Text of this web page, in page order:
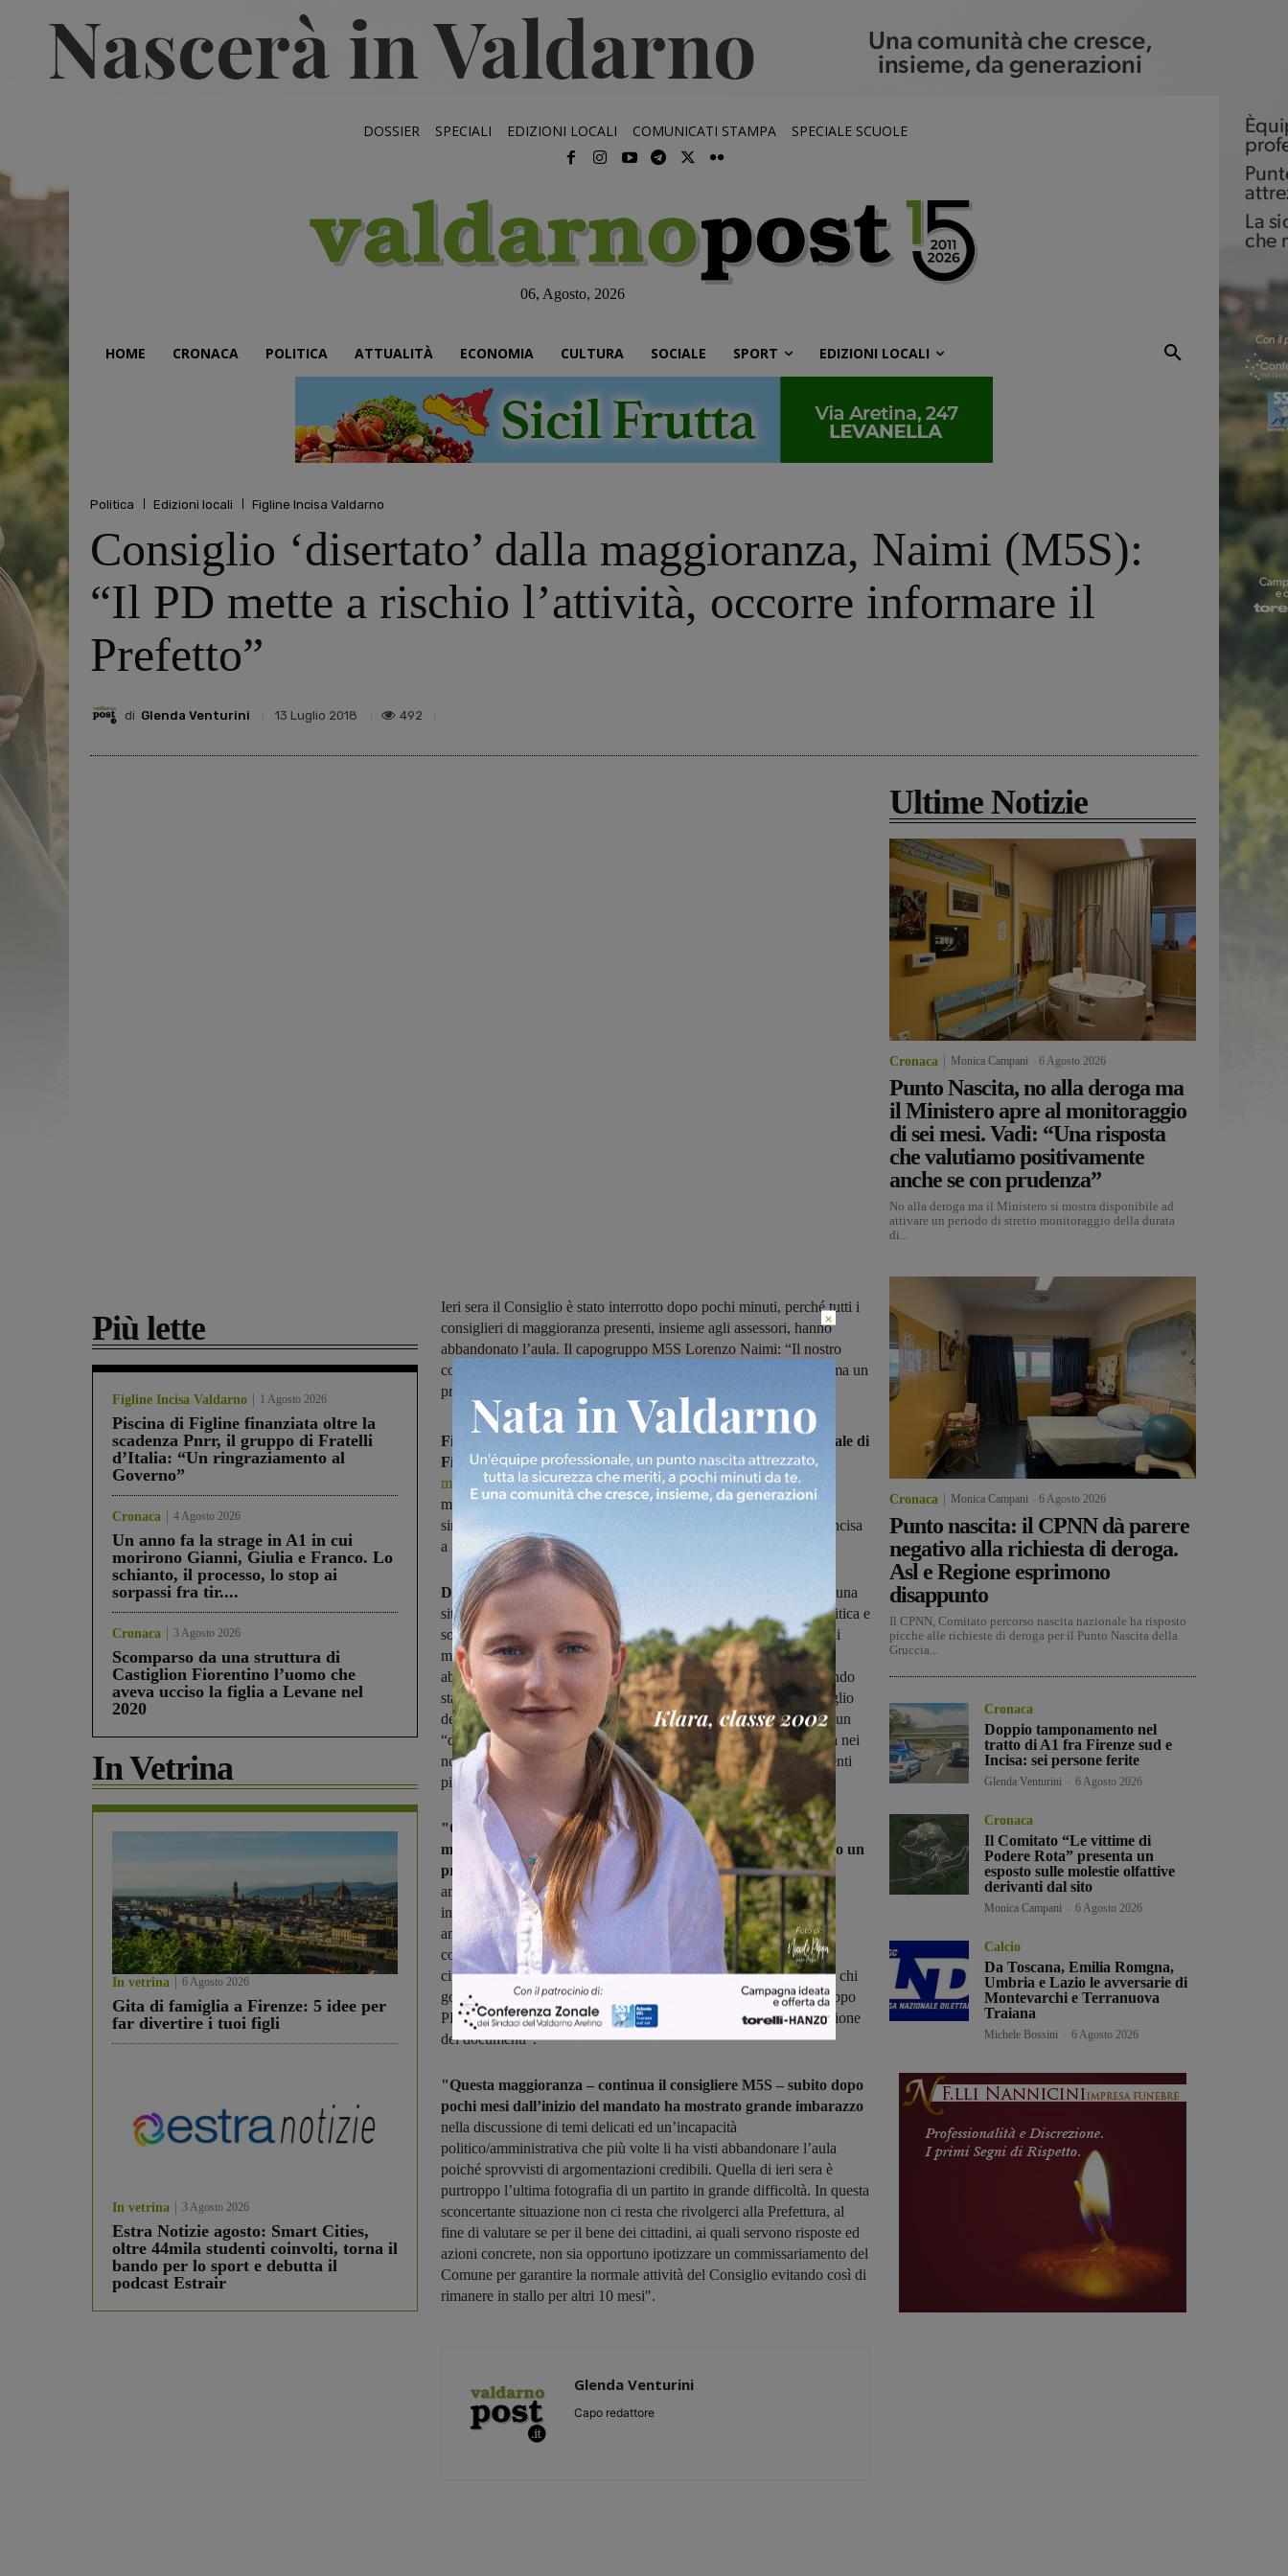
DOSSIER SPECIALI EDIZIONI LOCALI COMUNICATI STAMPA SPECIALE SCUOLE
06, Agosto, 2026
HOME CRONACA POLITICA ATTUALITÀ ECONOMIA CULTURA SOCIALE SPORT EDIZIONI LOCALI
Politica Edizioni locali Figline Incisa Valdarno
Consiglio ‘disertato’ dalla maggioranza, Naimi (M5S):
“Il PD mette a rischio l’attività, occorre informare il
Prefetto”
di Glenda Venturini 13 Luglio 2018 492
Più lette
Figline Incisa Valdarno 1 Agosto 2026
Piscina di Figline finanziata oltre la
scadenza Pnrr, il gruppo di Fratelli
d’Italia: “Un ringraziamento al
Governo”
Cronaca 4 Agosto 2026
Un anno fa la strage in A1 in cui
morirono Gianni, Giulia e Franco. Lo
schianto, il processo, lo stop ai
sorpassi fra tir....
Cronaca 3 Agosto 2026
Scomparso da una struttura di
Castiglion Fiorentino l’uomo che
aveva ucciso la figlia a Levane nel
2020
In Vetrina
In vetrina 6 Agosto 2026
Gita di famiglia a Firenze: 5 idee per
far divertire i tuoi figli
In vetrina 3 Agosto 2026
Estra Notizie agosto: Smart Cities,
oltre 44mila studenti coinvolti, torna il
bando per lo sport e debutta il
podcast Estrair
Ieri sera il Consiglio è stato interrotto dopo pochi minuti, perché tutti i
consiglieri di maggioranza presenti, insieme agli assessori, hanno
abbandonato l’aula. Il capogruppo M5S Lorenzo Naimi: “Il nostro
comune non ha solo un problema politico, noto ormai da tempo, ma un
problema amministrativo”
Finisce al centro delle polemiche politiche, il Consiglio comunale di
Figline e Incisa che ieri sera si èchiuso dopo pochi minuti per
mancanza del numero legale:tutti i consiglieri comunali di
maggioranza presenti, insieme agli assessori (non era presente la
sindaca Giulia Mugnai) hanno infatti lasciato l'aula consiliare di Incisa
a inizio seduta.
Duro il commento del Capogruppo 5 Stelle Naimi: "È emersa una
situazione preoccupante: il PD sta mettendo a rischio l’attività politica e
soprattutto amministrativa del Consiglio Comunale. I consiglieri di
maggioranza, ad eccezione degli assenti, hanno inspiegabilmente
abbandonato l’aula dopo pochi istanti dall’inizio della seduta quando
stava per essere discussa una nostra interrogazione in merito al taglio
dell’erba sugli argini dell’Arno. Inizialmente abbiamo pensato ad un
“dispettuccio” ormai classico proposto dal gruppo di maggioranza nei
nostri confronti che solitamente veniva messo in scena su documenti
più impegnativi come le mozioni".
"Quando non abbiamo visto rientrare nessun consigliere di
maggioranza abbiamo capito che il nostro comune non ha solo un
problema politico, noto ormai da tempo, ma un problema
amministrativo. Le funzioni del Consiglio – ricorda Naimi – sono
indispensabili per il buon funzionamento della macchina
amministrativa: non permettere il regolare svolgimento dei lavori
comporterebbe gravi ripercussioni anche sulla vita quotidiana dei
cittadini. La responsabilità di tutto questo non può che ricadere su chi
governa poiché in virtù delle ultime elezioni amministrative il gruppo
PD conta ben 11 consiglieri dei 9 sufficienti per garantire la votazione
dei documenti".
"Questa maggioranza – continua il consigliere M5S – subito dopo
pochi mesi dall’inizio del mandato ha mostrato grande imbarazzo
nella discussione di temi delicati ed un’incapacità
politico/amministrativa che più volte li ha visti abbandonare l’aula
poiché sprovvisti di argomentazioni credibili. Quella di ieri sera è
purtroppo l’ultima fotografia di un partito in grande difficoltà. In questa
sconcertante situazione non ci resta che rivolgerci alla Prefettura, al
fine di valutare se per il bene dei cittadini, ai quali servono risposte ed
azioni concrete, non sia opportuno ipotizzare un commissariamento del
Comune per garantire la normale attività del Consiglio evitando così di
rimanere in stallo per altri 10 mesi".
Glenda Venturini
Capo redattore
Ultime Notizie
Cronaca Monica Campani 6 Agosto 2026
Punto Nascita, no alla deroga ma
il Ministero apre al monitoraggio
di sei mesi. Vadi: “Una risposta
che valutiamo positivamente
anche se con prudenza”
No alla deroga ma il Ministero si mostra disponibile ad
attivare un periodo di stretto monitoraggio della durata
di...
Cronaca Monica Campani 6 Agosto 2026
Punto nascita: il CPNN dà parere
negativo alla richiesta di deroga.
Asl e Regione esprimono
disappunto
Il CPNN, Comitato percorso nascita nazionale ha risposto
picche alle richieste di deroga per il Punto Nascita della
Gruccia...
Cronaca
Doppio tamponamento nel
tratto di A1 fra Firenze sud e
Incisa: sei persone ferite
Glenda Venturini 6 Agosto 2026
Cronaca
Il Comitato “Le vittime di
Podere Rota” presenta un
esposto sulle molestie olfattive
derivanti dal sito
Monica Campani 6 Agosto 2026
Calcio
Da Toscana, Emilia Romgna,
Umbria e Lazio le avversarie di
Montevarchi e Terranuova
Traiana
Michele Bossini 6 Agosto 2026
×